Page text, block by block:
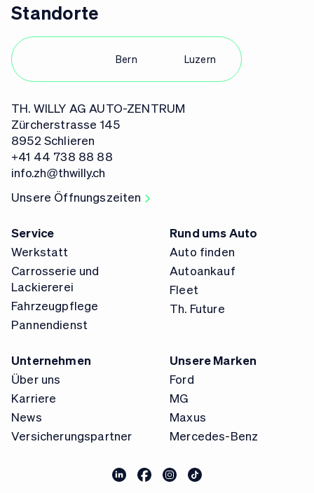
Standorte
Bern Luzern
TH. WILLY AG AUTO-ZENTRUM
Zürcherstrasse 145
8952 Schlieren
+41 44 738 88 88
info.zh@thwilly.ch
Unsere Öffnungszeiten
Service
Werkstatt
Carrosserie und
Lackiererei
Fahrzeugpflege
Pannendienst
Rund ums Auto
Auto finden
Autoankauf
Fleet
Th. Future
Unternehmen
Über uns
Karriere
News
Versicherungspartner
Unsere Marken
Ford
MG
Maxus
Mercedes-Benz